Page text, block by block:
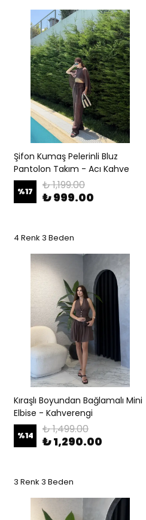
Şifon Kumaş Pelerinli Bluz
Pantolon Takım - Acı Kahve
%17 ₺ 1,199.00
₺ 999.00
4 Renk 3 Beden
Kıraşlı Boyundan Bağlamalı Mini
Elbise - Kahverengi
%14 ₺ 1,499.00
₺ 1,290.00
3 Renk 3 Beden